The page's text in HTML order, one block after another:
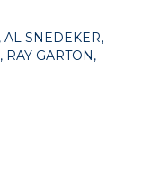
AL SNEDEKER,
GARTON,